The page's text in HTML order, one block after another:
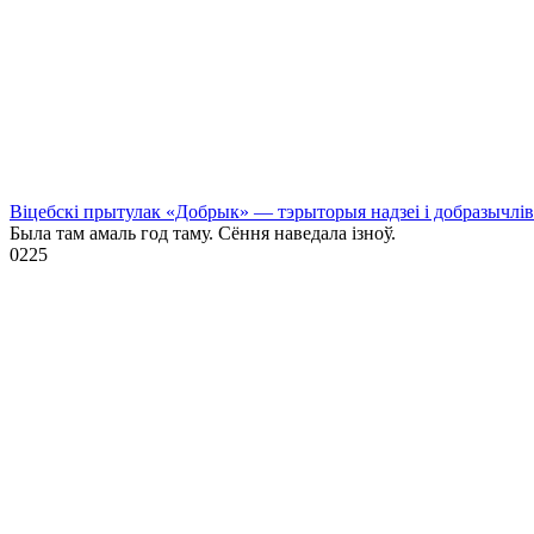
Віцебскі прытулак «‎Добрык»‎ — тэрыторыя надзеі і
Была там амаль год таму. Сёння наведала ізноў.
0225